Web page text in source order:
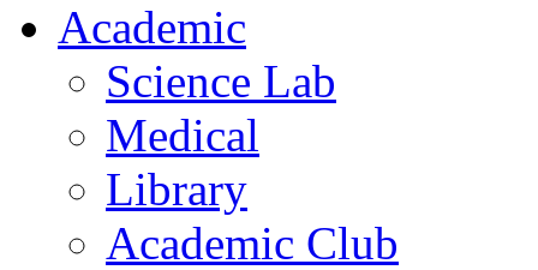
Academic
Science Lab
Medical
Library
Academic Club